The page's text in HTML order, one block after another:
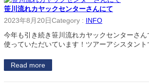
笹川流れカヤックセンターさんにて
2023年8月20日Category : INFO
今年も引き続き笹川流れカヤックセンターさ
使っていただいています！ツアーアシスタント
Read more